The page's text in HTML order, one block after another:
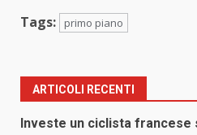
Tags: primo piano
ARTICOLI RECENTI
Investe un ciclista francese